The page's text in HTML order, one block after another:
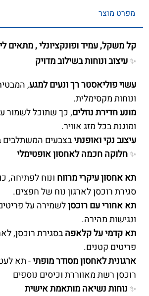
מפרט מוצר
קל משקל, עמיד ופונקציונלי , מתאים
✨עיצוב ונוחות בשילוב מדויק
עשוי פוליאסטר רך ונעים למגע,
ונוחות מקסימלית.
מונע חדירת נוזלים, כך שתוכל לשמור
ומוגנת בכל מזג אוויר.
עיצובנקי ואופנתיבצבעים המשתלבים
✨חלוקה חכמה לאחסון אופטימלי
תא אחסון עיקרי מרווח ונוח לפתיחה,
סגירת רוכסן לארגון נוח של חפצים.
תא אחורי עם רוכסןלשמירה על
ונגישות מהירה.
תא קדמי על קלאפהבסגירת רוכסן,
פריטים קטנים.
ארגונית לאחסון מסודר מופתי- תא
רוכסן רשת מאווררת וכיסים נוספים
✨ נוחות נשיאה מותאמת אישית